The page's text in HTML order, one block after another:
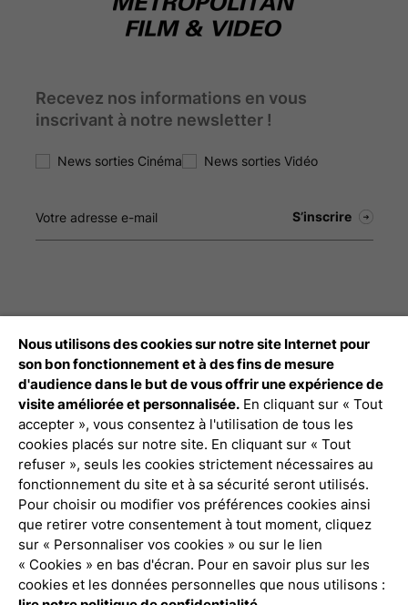
Recevez nos informations en vous
inscrivant à notre newsletter !
News sorties Cinéma News sorties Vidéo
Débloquez tout le contenu à télécharger
Connexion Pro
Politique de confidentialité
Mentions légales
Nous utilisons des cookies sur notre site Internet pour
son bon fonctionnement et à des fins de mesure
d'audience dans le but de vous offrir une expérience de
visite améliorée et personnalisée. En cliquant sur « Tout
accepter », vous consentez à l'utilisation de tous les
cookies placés sur notre site. En cliquant sur « Tout
refuser », seuls les cookies strictement nécessaires au
fonctionnement du site et à sa sécurité seront utilisés.
Pour choisir ou modifier vos préférences cookies ainsi
que retirer votre consentement à tout moment, cliquez
sur « Personnaliser vos cookies » ou sur le lien
« Cookies » en bas d'écran. Pour en savoir plus sur les
cookies et les données personnelles que nous utilisons :